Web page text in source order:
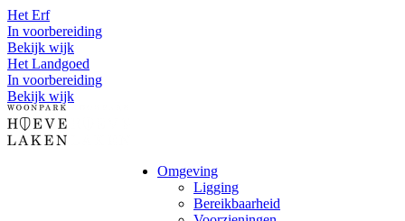
Het Erf
In voorbereiding
Bekijk wijk
Het Landgoed
In voorbereiding
Bekijk wijk
Omgeving
Ligging
Bereikbaarheid